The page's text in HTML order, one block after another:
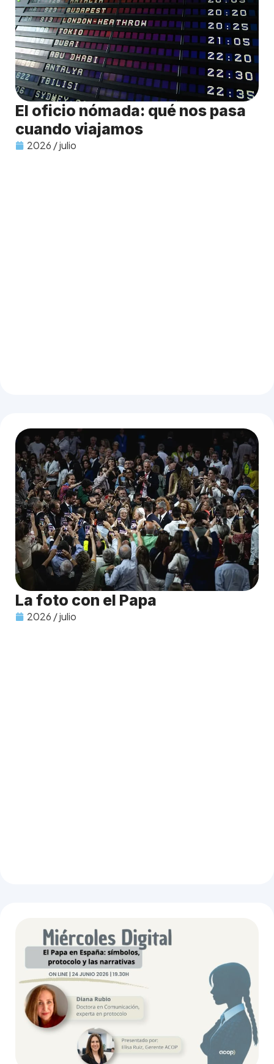
El oficio nómada: qué nos pasa
cuando viajamos
2026 / julio
La foto con el Papa
2026 / julio